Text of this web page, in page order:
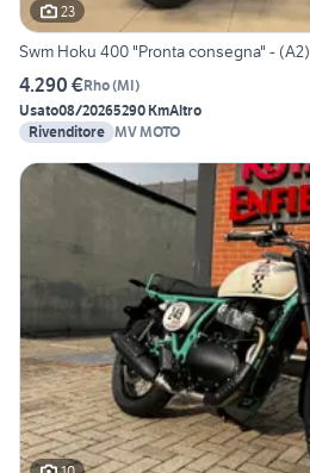
23
Swm Hoku 400 "Pronta consegna" - (A2)
4.290 €Rho(MI)
Usato08/20265290 KmAltro
Rivenditore MV MOTO